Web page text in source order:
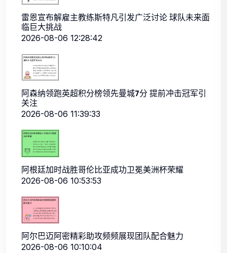
雷恩宣布解雇主教练斯特凡引发广泛讨论 球队未来面
临巨大挑战
2026-08-06 12:28:42
阿森纳领跑英超积分榜领先曼城7分 提前冲击冠军引
关注
2026-08-06 11:39:33
阿根廷加时战胜哥伦比亚成功卫冕美洲杯荣耀
2026-08-06 10:53:53
阿尔巴迈阿密精彩助攻频频展现团队配合魅力
2026-08-06 10:10:04